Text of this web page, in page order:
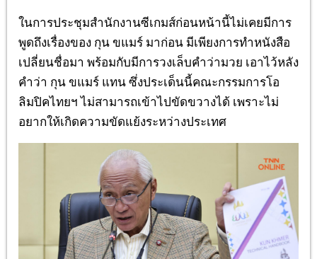
ในการประชุมสำนักงานซีเกมส์ก่อนหน้านี้ไม่เคยมีการ
พูดถึงเรื่องของ กุน ขแมร์ มาก่อน มีเพียงการทำหนังสือ
เปลี่ยนชื่อมา พร้อมกับมีการวงเล็บคำว่ามวย เอาไว้หลัง
คำว่า กุน ขแมร์ แทน ซึ่งประเด็นนี้คณะกรรมการโอ
ลิมปิคไทยฯ ไม่สามารถเข้าไปขัดขวางได้ เพราะไม่
อยากให้เกิดความขัดแย้งระหว่างประเทศ